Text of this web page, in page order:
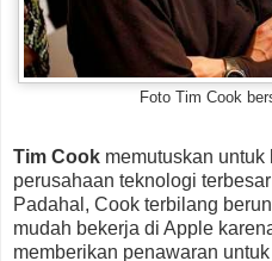
Foto Tim Cook
Tim Cook memutuskan
perusahaan teknologi
Padahal, Cook terbilang
mudah bekerja di Apple
memberikan penawaran